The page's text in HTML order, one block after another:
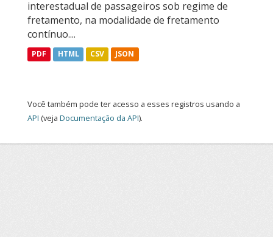
interestadual de passageiros sob regime de
fretamento, na modalidade de fretamento
contínuo....
PDF HTML CSV JSON
Você também pode ter acesso a esses registros usando a
API (veja Documentação da API).